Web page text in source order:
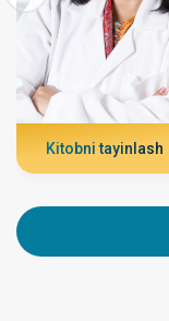
Kitobni tayinlash